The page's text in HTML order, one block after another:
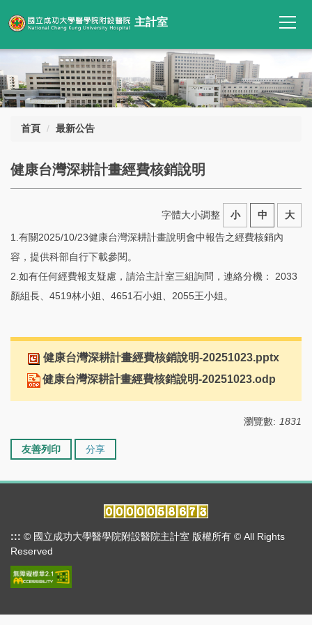
到
要
容
區
主計室
首頁 最新公告
健康台灣深耕計畫經費核銷說明
字體大小調整 小 中
大
1.有關2025/10/23健康台灣深耕計畫說明會中報告之經費核銷內
容，提供科部自行下載參閱。
2.如有任何經費報支疑慮，請洽主計室三組詢問，連絡分機： 2033
顏組長、4519林小姐、4651石小姐、2055王小姐。
健康台灣深耕計畫經費核銷說明-20251023.pptx
健康台灣深耕計畫經費核銷說明-20251023.odp
瀏覽數: 1831
友善列印 分享
::: © 國立成功大學醫學院附設醫院主計室 版權所有 © All Rights
Reserved